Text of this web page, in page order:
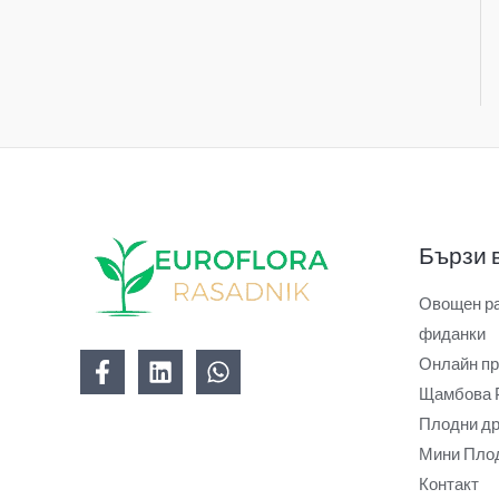
Бързи
Овощен
фиданки
Онлайн
Щамбова
Плодни
Мини
Контакт